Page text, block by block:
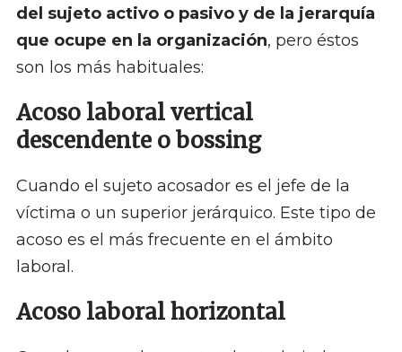
del sujeto activo o pasivo y de la jerarquía
que ocupe en la organización, pero éstos
son los más habituales:
Acoso laboral vertical
descendente o bossing
Cuando el sujeto acosador es el jefe de la
víctima o un superior jerárquico. Este tipo de
acoso es el más frecuente en el ámbito
laboral.
Acoso laboral horizontal